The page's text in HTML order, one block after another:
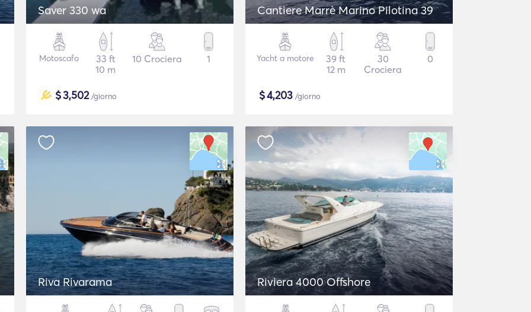
Saver 330 wa
Motoscafo
33 ft
10 m
10 Crociera 1
$3,502/giorno
Cantiere Marrè Marino Pilotina 39
Yacht a motore
39 ft
12 m
30
Crociera
0
$4,203 /giorno
Riva Rivarama Riviera 4000 Offshore